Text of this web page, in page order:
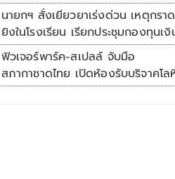
นายกฯ สั่งเยียวยาเร่งด่วน เหตุกราด
ยิงในโรงเรียน เรียกประชุมกองทุนเงิ
ช่วยเหลือฯทันที
ฟิวเจอร์พาร์ค-สเปลล์ จับมือ
สภากาชาดไทย เปิดห้องรับบริจาคโล
ประจำแห่งแรกในศูนย์การค้าปทุมธานี